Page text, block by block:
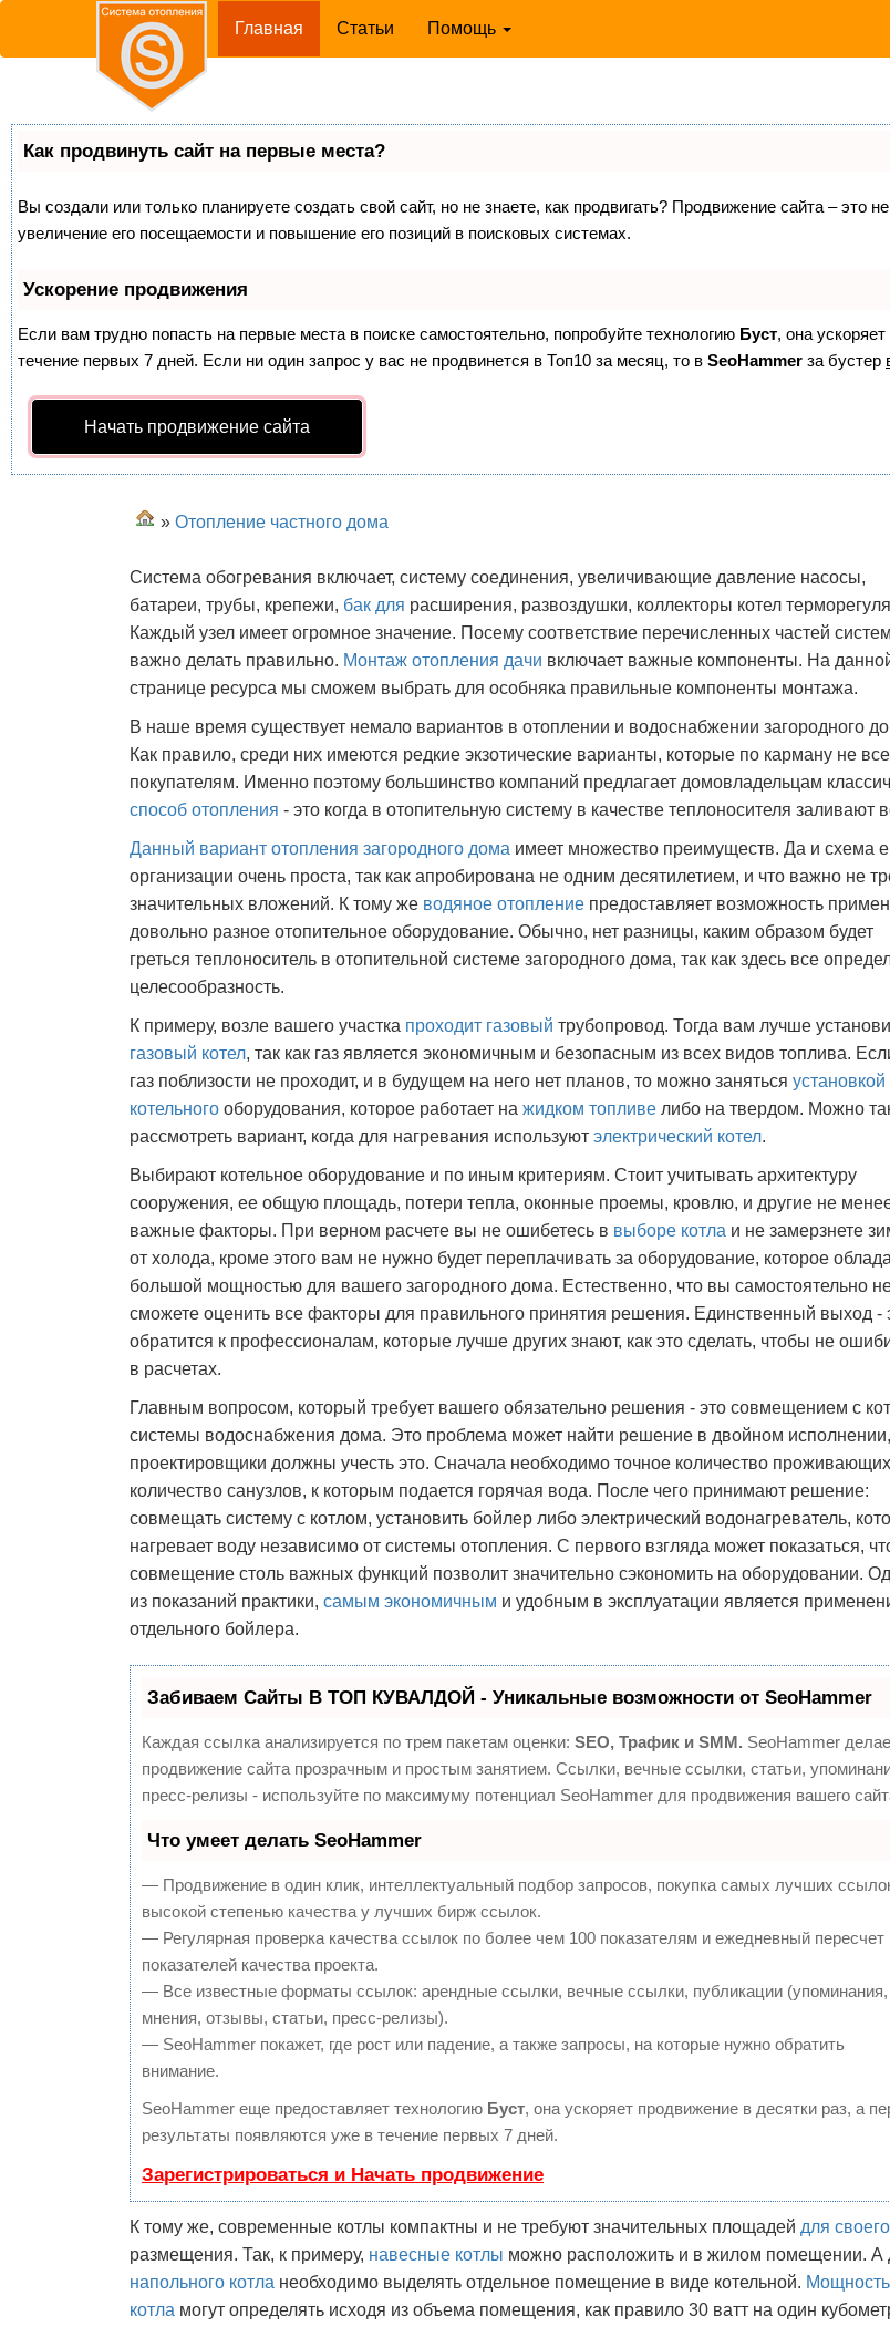
Главная (current)
Статьи Помощь
Как продвинуть сайт на первые места?
Вы создали или только планируете создать свой сайт, но не знаете, как продвигать? Продвижение сайта –
увеличение его посещаемости и повышение его позиций в поисковых системах.
Ускорение продвижения
Если вам трудно попасть на первые места в поиске самостоятельно, попробуйте технологию Буст, она
течение первых 7 дней. Если ни один запрос у вас не продвинется в Топ10 за месяц, то в SeoHammer за бустер
Начать продвижение сайта
» Отопление частного дома
Система обогревания включает, систему соединения, увеличивающие давление насосы,
батареи, трубы, крепежи, бак для расширения, развоздушки, коллекторы котел
Каждый узел имеет огромное значение. Посему соответствие перечисленных частей
важно делать правильно. Монтаж отопления дачи включает важные компоненты. На
странице ресурса мы сможем выбрать для особняка правильные компоненты монтажа.
В наше время существует немало вариантов в отоплении и водоснабжении загородного
Как правило, среди них имеются редкие экзотические варианты, которые по карману не
покупателям. Именно поэтому большинство компаний предлагает домовладельцам
способ отопления - это когда в отопительную систему в качестве теплоносителя заливают
Данный вариант отопления загородного дома имеет множество преимуществ. Да и схема
организации очень проста, так как апробирована не одним десятилетием, и что важно не
значительных вложений. К тому же водяное отопление предоставляет возможность
довольно разное отопительное оборудование. Обычно, нет разницы, каким образом будет
греться теплоноситель в отопительной системе загородного дома, так как здесь все
целесообразность.
К примеру, возле вашего участка проходит газовый трубопровод. Тогда вам лучше
газовый котел, так как газ является экономичным и безопасным из всех видов топлива.
газ поблизости не проходит, и в будущем на него нет планов, то можно заняться установкой
котельного оборудования, которое работает на жидком топливе либо на твердом. Можно
рассмотреть вариант, когда для нагревания используют электрический котел.
Выбирают котельное оборудование и по иным критериям. Стоит учитывать архитектуру
сооружения, ее общую площадь, потери тепла, оконные проемы, кровлю, и другие не
важные факторы. При верном расчете вы не ошибетесь в выборе котла и не замерзнете
от холода, кроме этого вам не нужно будет переплачивать за оборудование, которое
большой мощностью для вашего загородного дома. Естественно, что вы самостоятельно
сможете оценить все факторы для правильного принятия решения. Единственный выход -
обратится к профессионалам, которые лучше других знают, как это сделать, чтобы не
в расчетах.
Главным вопросом, который требует вашего обязательно решения - это совмещением с
системы водоснабжения дома. Это проблема может найти решение в двойном
проектировщики должны учесть это. Сначала необходимо точное количество
количество санузлов, к которым подается горячая вода. После чего принимают решение:
совмещать систему с котлом, установить бойлер либо электрический водонагреватель,
нагревает воду независимо от системы отопления. С первого взгляда может показаться,
совмещение столь важных функций позволит значительно сэкономить на оборудовании.
из показаний практики, самым экономичным и удобным в эксплуатации является
отдельного бойлера.
Забиваем Сайты В ТОП КУВАЛДОЙ - Уникальные возможности от SeoHammer
Каждая ссылка анализируется по трем пакетам оценки: SEO, Трафик и SMM. SeoHammer
продвижение сайта прозрачным и простым занятием. Ссылки, вечные ссылки, статьи,
пресс-релизы - используйте по максимуму потенциал SeoHammer для продвижения вашего
Что умеет делать SeoHammer
— Продвижение в один клик, интеллектуальный подбор запросов, покупка самых лучших
высокой степенью качества у лучших бирж ссылок.
— Регулярная проверка качества ссылок по более чем 100 показателям и ежедневный пересчет
показателей качества проекта.
— Все известные форматы ссылок: арендные ссылки, вечные ссылки, публикации (упоминания,
мнения, отзывы, статьи, пресс-релизы).
— SeoHammer покажет, где рост или падение, а также запросы, на которые нужно обратить
внимание.
SeoHammer еще предоставляет технологию Буст, она ускоряет продвижение в десятки раз, а
результаты появляются уже в течение первых 7 дней.
Зарегистрироваться и Начать продвижение
К тому же, современные котлы компактны и не требуют значительных площадей для своего
размещения. Так, к примеру, навесные котлы можно расположить и в жилом помещении. А
напольного котла необходимо выделять отдельное помещение в виде котельной. Мощность
котла могут определять исходя из объема помещения, как правило 30 ватт на один